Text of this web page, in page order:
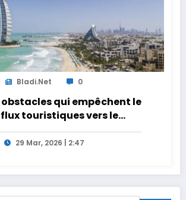
Bladi.net 0
obstacles qui empêchent le
touristiques vers le
29 Mar, 2026 | 2:47